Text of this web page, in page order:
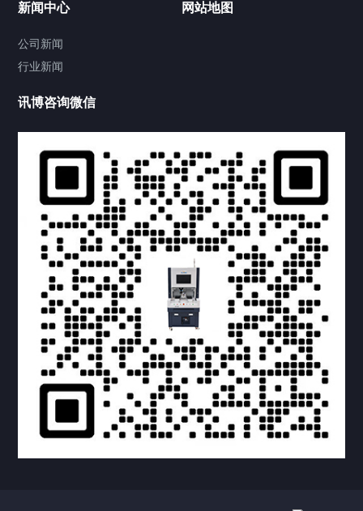
提交您的需求，获取产品资料与报价
新闻中心
公司新闻
行业新闻
网站地图
讯博咨询微信